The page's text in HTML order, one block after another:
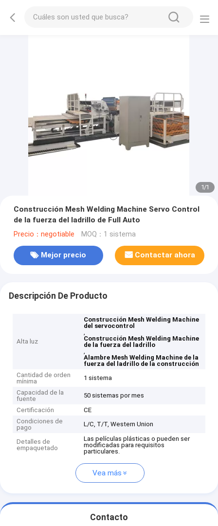
1/1
Construcción Mesh Welding Machine Servo Control
de la fuerza del ladrillo de Full Auto
Precio：negotiable MOQ：1 sistema
Mejor precio Contactar ahora
Descripción De Producto
Alta luz
Construcción Mesh Welding Machine
del servocontrol
,
Construcción Mesh Welding Machine
de la fuerza del ladrillo
,
Alambre Mesh Welding Machine de la
fuerza del ladrillo de la construcción
Cantidad de orden
mínima
1 sistema
Capacidad de la
fuente
50 sistemas por mes
Certificación
CE
Condiciones de
pago
L/C, T/T, Western Union
Detalles de
empaquetado
Las películas plásticas o pueden ser
modificadas para requisitos
particulares.
Vea más
Contacto